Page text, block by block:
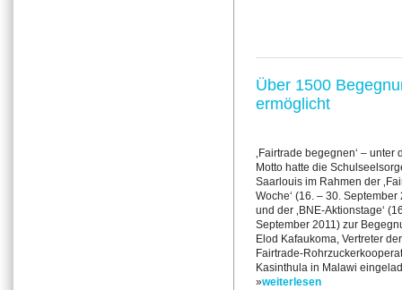
Über 1500
ermöglicht
‚Fairtrade begegnen‘ – unter
Motto hatte die
Saarlouis im Rahmen der
Woche‘ (16. – 30. September
und der ‚BNE-Aktionstage‘
September 2011) zur
Elod Kafaukoma, Vertreter der
Fairtrade-
Kasinthula in Malawi
»weiterlesen